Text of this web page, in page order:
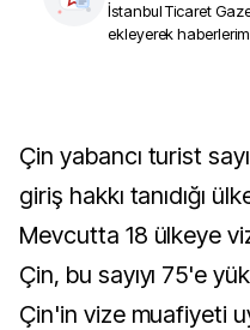
İstanbul Ticaret
ekleyerek
Çin yabancı turist sayısını artırmak için vizesiz
giriş hakkı tanıdığı
Mevcutta 18 ülkeye
Çin, bu sayıyı 75'e
Çin'in vize muafiyeti